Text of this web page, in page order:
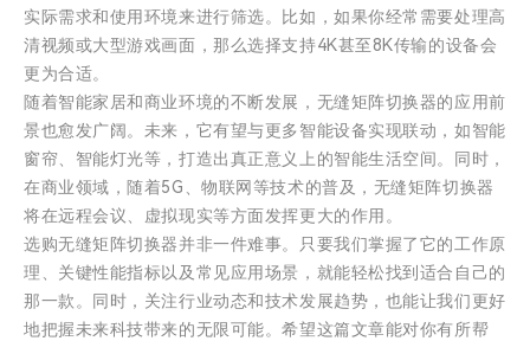
实际需求和使用环境来进行筛选。比如，如果你经常需要处理高
清视频或大型游戏画面，那么选择支持4K甚至8K传输的设备会
更为合适。
随着智能家居和商业环境的不断发展，无缝矩阵切换器的应用前
景也愈发广阔。未来，它有望与更多智能设备实现联动，如智能
窗帘、智能灯光等，打造出真正意义上的智能生活空间。同时，
在商业领域，随着5G、物联网等技术的普及，无缝矩阵切换器
将在远程会议、虚拟现实等方面发挥更大的作用。
选购无缝矩阵切换器并非一件难事。只要我们掌握了它的工作原
理、关键性能指标以及常见应用场景，就能轻松找到适合自己的
那一款。同时，关注行业动态和技术发展趋势，也能让我们更好
地把握未来科技带来的无限可能。希望这篇文章能对你有所帮